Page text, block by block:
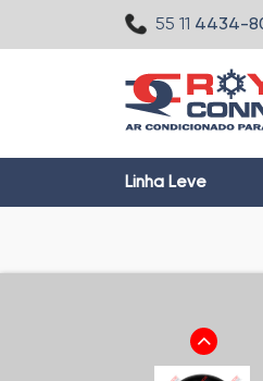
55 11 4434-
Linha Leve